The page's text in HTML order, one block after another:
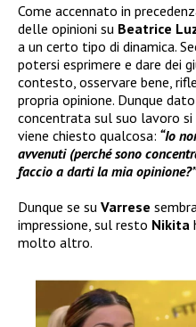
Come accennato in
delle opinioni su Beatrice
a un certo tipo di dinamica.
potersi esprimere e dare dei
contesto, osservare bene,
propria opinione. Dunque
concentrata sul suo lavoro
viene chiesto qualcosa: “Io
avvenuti (perché sono
faccio a darti la mia opinione?”
Dunque se su Varrese
impressione, sul resto Nikita
molto altro.